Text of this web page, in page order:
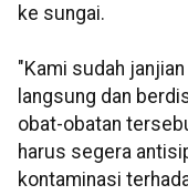
ke sungai.
"Kami sudah
langsung dan
obat-obatan
harus segera
kontaminasi